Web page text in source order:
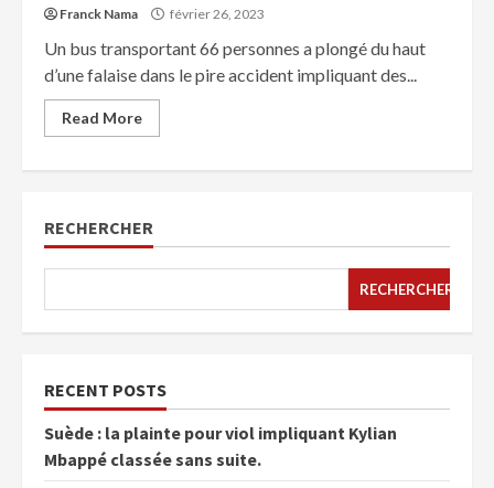
Franck Nama février 26, 2023
Un bus transportant 66 personnes a plongé du haut
d’une falaise dans le pire accident impliquant des...
Read More
RECHERCHER
RECHERCHER
RECENT POSTS
Suède : la plainte pour viol impliquant Kylian
Mbappé classée sans suite.